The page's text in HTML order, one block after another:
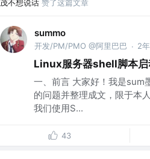
茂不想说话 赞了这篇文章
summo
开发/PM/PMO @阿里巴巴 · 2
Linux服务器shell脚本
一、前言 大家好！我是sum
的问题并整理成文，限于本
我们使用S...
43